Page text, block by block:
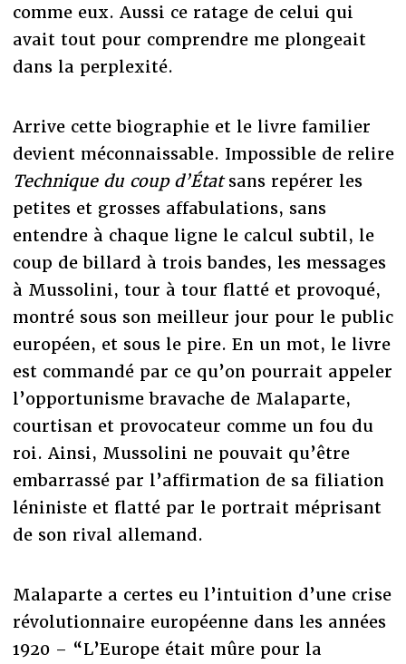
comme eux. Aussi ce ratage de celui qui
avait tout pour comprendre me plongeait
dans la perplexité.
Arrive cette biographie et le livre familier
devient méconnaissable. Impossible de relire
Technique du coup d’Étatsans repérer les
petites et grosses affabulations, sans
entendre à chaque ligne le calcul subtil, le
coup de billard à trois bandes, les messages
à Mussolini, tour à tour flatté et provoqué,
montré sous son meilleur jour pour le public
européen, et sous le pire. En un mot, le livre
est commandé par ce qu’on pourrait appeler
l’opportunisme bravache de Malaparte,
courtisan et provocateur comme un fou du
roi. Ainsi, Mussolini ne pouvait qu’être
embarrassé par l’affirmation de sa filiation
léniniste et flatté par le portrait méprisant
de son rival allemand.
Malaparte a certes eu l’intuition d’une crise
révolutionnaire européenne dans les années
1920 – “L’Europe était mûre pour la